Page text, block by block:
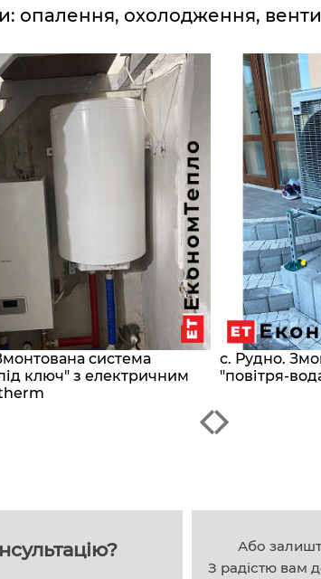
опалення, охолодження,
система
ключ" з електричним
с. Рудно.
"повітря-
Або
З радістю вам